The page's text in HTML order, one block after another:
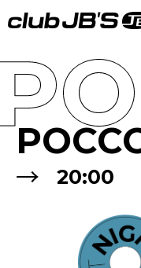
→ 20:00